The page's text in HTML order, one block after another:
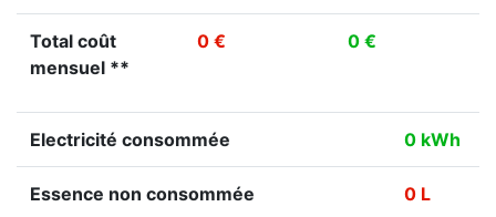
Total coût
mensuel **
0 € 0 €
Electricité consommée 0 kWh
Essence non consommée 0 L